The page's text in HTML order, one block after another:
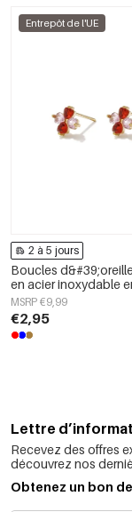
Entrepôt de l'UE
2 à 5 jours
Boucles
en acier inoxydable
cœur, collection Daily
bijoux pour femmes
MSRP €9,99
€2,95
Lettre
Recevez des offres
découvrez nos
Obtenez un bon